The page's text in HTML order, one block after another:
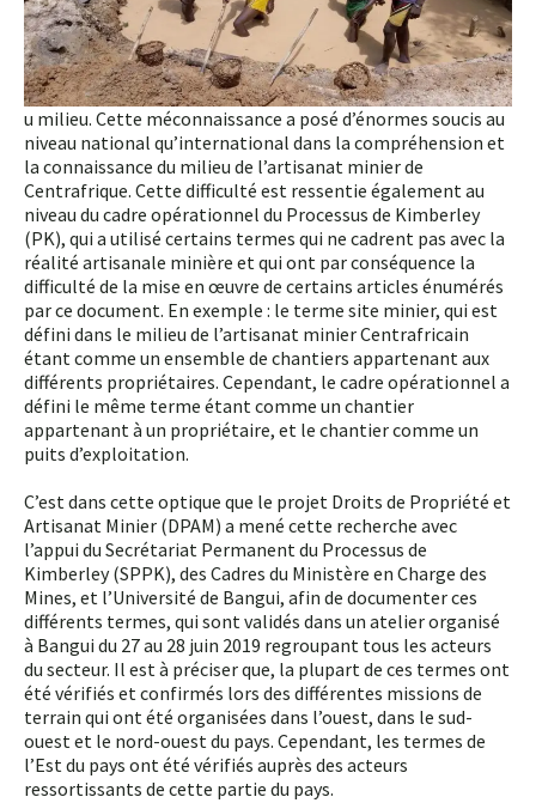
u milieu. Cette méconnaissance a posé d’énormes soucis au
niveau national qu’international dans la compréhension et
la connaissance du milieu de l’artisanat minier de
Centrafrique. Cette difficulté est ressentie également au
niveau du cadre opérationnel du Processus de Kimberley
(PK), qui a utilisé certains termes qui ne cadrent pas avec la
réalité artisanale minière et qui ont par conséquence la
difficulté de la mise en œuvre de certains articles énumérés
par ce document. En exemple : le terme site minier, qui est
défini dans le milieu de l’artisanat minier Centrafricain
étant comme un ensemble de chantiers appartenant aux
différents propriétaires. Cependant, le cadre opérationnel a
défini le même terme étant comme un chantier
appartenant à un propriétaire, et le chantier comme un
puits d’exploitation.
C’est dans cette optique que le projet Droits de Propriété et
Artisanat Minier (DPAM) a mené cette recherche avec
l’appui du Secrétariat Permanent du Processus de
Kimberley (SPPK), des Cadres du Ministère en Charge des
Mines, et l’Université de Bangui, afin de documenter ces
différents termes, qui sont validés dans un atelier organisé
à Bangui du 27 au 28 juin 2019 regroupant tous les acteurs
du secteur. Il est à préciser que, la plupart de ces termes ont
été vérifiés et confirmés lors des différentes missions de
terrain qui ont été organisées dans l’ouest, dans le sud-
ouest et le nord-ouest du pays. Cependant, les termes de
l’Est du pays ont été vérifiés auprès des acteurs
ressortissants de cette partie du pays.